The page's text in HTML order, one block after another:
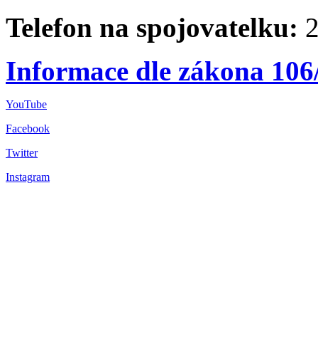
Telefon na spojovatelku:
Informace dle zákona
YouTube
Facebook
Twitter
Instagram